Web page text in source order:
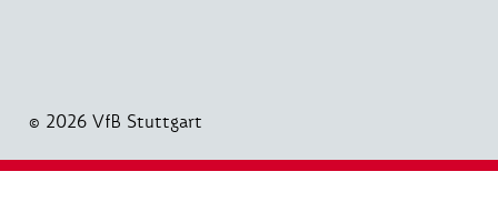
© 2026 VfB Stuttgart